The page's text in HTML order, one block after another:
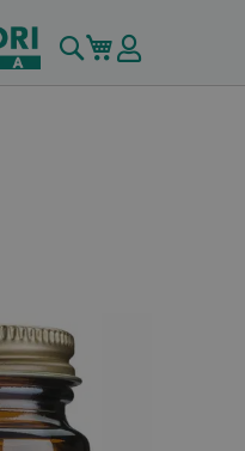
Buscar
Mi carrito